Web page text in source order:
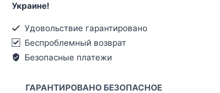
Украине!
Удовольствие гарантировано
Беспроблемный возврат
Безопасные платежи
ГАРАНТИРОВАНО БЕЗОПАСНОЕ